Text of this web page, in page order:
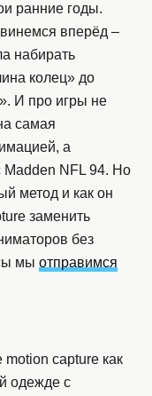
ранние годы.
вперёд –
набирать
колец» до
И про игры не
самая
а
Madden NFL 94. Но
метод и как он
заменить
без
мы отправимся
capture как
одежде с